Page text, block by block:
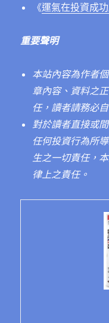
《運氣在投資成
重要聲明
本站內容為作者
章內容、資料之
任，讀者請務必
對於讀者直接或
任何投資行為所
生之一切責任，
律上之責任。